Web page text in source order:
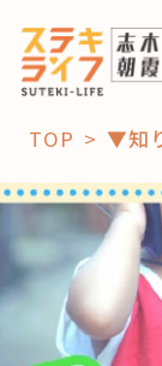
「コ
TOP ▼知